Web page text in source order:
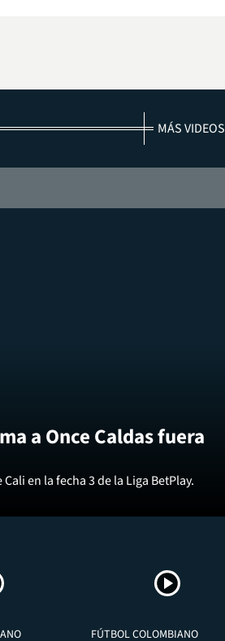
MÁS VIDEOS
a Once Caldas fuera
en la fecha 3 de la Liga BetPlay.
FÚTBOL COLOMBIANO